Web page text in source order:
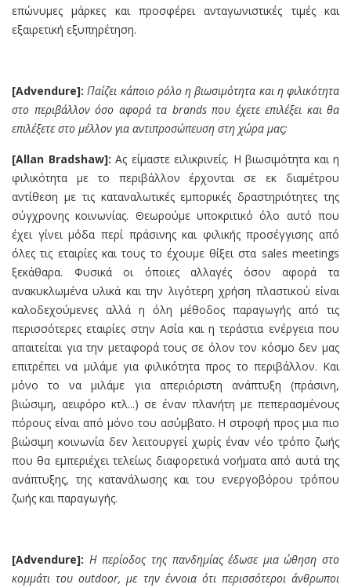
επώνυμες μάρκες και προσφέρει ανταγωνιστικές τιμές και
εξαιρετική εξυπηρέτηση.
[Advendure]:Παίζει κάποιο ρόλο η βιωσιμότητα και η φιλικότητα
στο περιβάλλον όσο αφορά τα brands που έχετε επιλέξει και θα
επιλέξετε στο μέλλον για αντιπροσώπευση στη χώρα μας;
[Allan Bradshaw]: Ας είμαστε ειλικρινείς. Η βιωσιμότητα και η
φιλικότητα με το περιβάλλον έρχονται σε εκ διαμέτρου
αντίθεση με τις καταναλωτικές εμπορικές δραστηριότητες της
σύγχρονης κοινωνίας. Θεωρούμε υποκριτικό όλο αυτό που
έχει γίνει μόδα περί πράσινης και φιλικής προσέγγισης από
όλες τις εταιρίες και τους το έχουμε θίξει στα sales meetings
ξεκάθαρα. Φυσικά οι όποιες αλλαγές όσον αφορά τα
ανακυκλωμένα υλικά και την λιγότερη χρήση πλαστικού είναι
καλοδεχούμενες αλλά η όλη μέθοδος παραγωγής από τις
περισσότερες εταιρίες στην Ασία και η τεράστια ενέργεια που
απαιτείται για την μεταφορά τους σε όλον τον κόσμο δεν μας
επιτρέπει να μιλάμε για φιλικότητα προς το περιβάλλον. Και
μόνο το να μιλάμε για απεριόριστη ανάπτυξη (πράσινη,
βιώσιμη, αειφόρο κτλ...) σε έναν πλανήτη με πεπερασμένους
πόρους είναι από μόνο του ασύμβατο. Η στροφή προς μια πιο
βιώσιμη κοινωνία δεν λειτουργεί χωρίς έναν νέο τρόπο ζωής
που θα εμπεριέχει τελείως διαφορετικά νοήματα από αυτά της
ανάπτυξης, της κατανάλωσης και του ενεργοβόρου τρόπου
ζωής και παραγωγής.
[Advendure]: Η περίοδος της πανδημίας έδωσε μια ώθηση στο
κομμάτι τουoutdoor,με την έννοια ότι περισσότεροι άνθρωποι